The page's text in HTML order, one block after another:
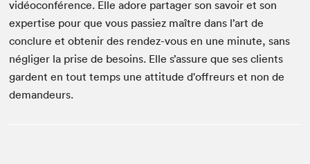
vidéoconférence. Elle adore partager son savoir et son
expertise pour que vous passiez maître dans l’art de
conclure et obtenir des rendez-vous en une minute, sans
négliger la prise de besoins. Elle s’assure que ses clients
gardent en tout temps une attitude d'offreurs et non de
demandeurs.